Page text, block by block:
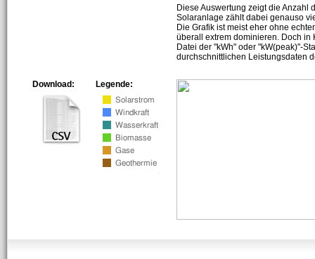
Diese Auswertung zeigt die Anzahl
Solaranlage zählt dabei genauso
Die Grafik ist meist eher ohne
überall extrem dominieren. Doch in
Datei der "kWh" oder "kW(peak)"-
durchschnittlichen Leistungsdaten
Legende:
Download: